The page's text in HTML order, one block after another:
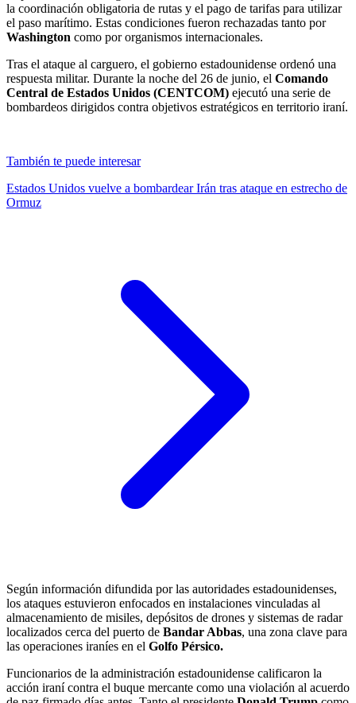
la coordinación obligatoria de rutas y el pago de tarifas para utilizar
el paso marítimo. Estas condiciones fueron rechazadas tanto por
Washington como por organismos internacionales.
Tras el ataque al carguero, el gobierno estadounidense ordenó una
respuesta militar. Durante la noche del 26 de junio, el Comando
Central de Estados Unidos (CENTCOM) ejecutó una serie de
bombardeos dirigidos contra objetivos estratégicos en territorio iraní.
También te puede interesar
Estados Unidos vuelve a bombardear Irán tras ataque en estrecho de
Ormuz
Según información difundida por las autoridades estadounidenses,
los ataques estuvieron enfocados en instalaciones vinculadas al
almacenamiento de misiles, depósitos de drones y sistemas de radar
localizados cerca del puerto de Bandar Abbas, una zona clave para
las operaciones iraníes en el Golfo Pérsico.
Funcionarios de la administración estadounidense calificaron la
acción iraní contra el buque mercante como una violación al acuerdo